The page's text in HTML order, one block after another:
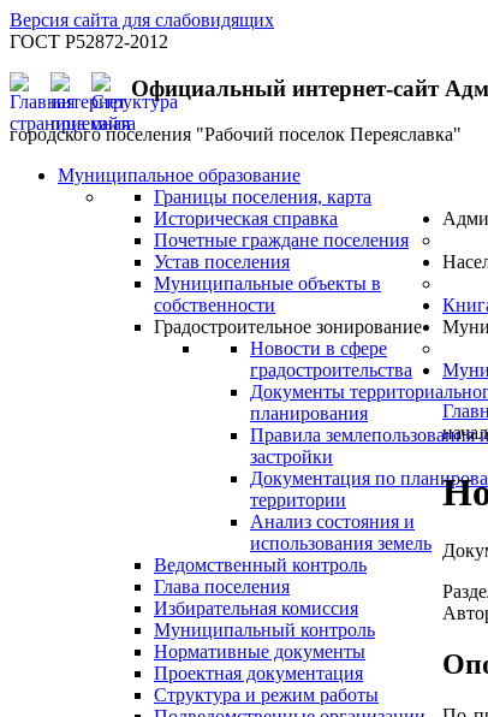
Версия сайта для слабовидящих
ГОСТ Р52872-2012
Официальный интернет-сайт
городского поселения "Рабочий поселок Переяславка"
Муниципальное образование
Границы поселения, карта
Историческая справка
Почетные граждане поселения
Устав поселения
Муниципальные объекты в
собственности
Градостроительное зонирование
Новости в сфере
градостроительства
Документы
планирования
Правила землепользования
застройки
Документация по
территории
Анализ состояния и
использования земель
Ведомственный контроль
Глава поселения
Избирательная комиссия
Муниципальный контроль
Нормативные документы
Проектная документация
Структура и режим работы